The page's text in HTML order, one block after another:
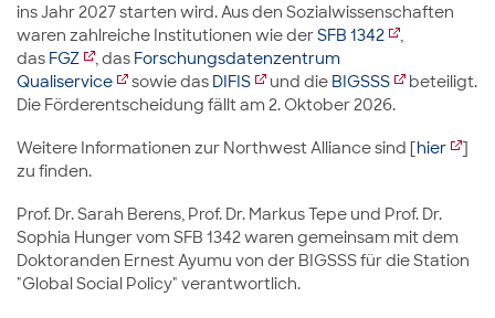
ins Jahr 2027 starten wird. Aus den Sozialwissenschaften
waren zahlreiche Institutionen wie derSFB 1342
,
das FGZ , das Forschungsdatenzentrum
Qualiservice
sowie das DIFIS und die BIGSSS
beteiligt.
Die Förderentscheidung fällt am 2. Oktober 2026.
Weitere Informationen zur Northwest Alliance sind [hier
]
zu finden.
Prof. Dr. Sarah Berens, Prof. Dr. Markus Tepe und Prof. Dr.
Sophia Hunger vom SFB 1342 waren gemeinsam mit dem
Doktoranden Ernest Ayumu von der BIGSSS für die Station
"Global Social Policy" verantwortlich.